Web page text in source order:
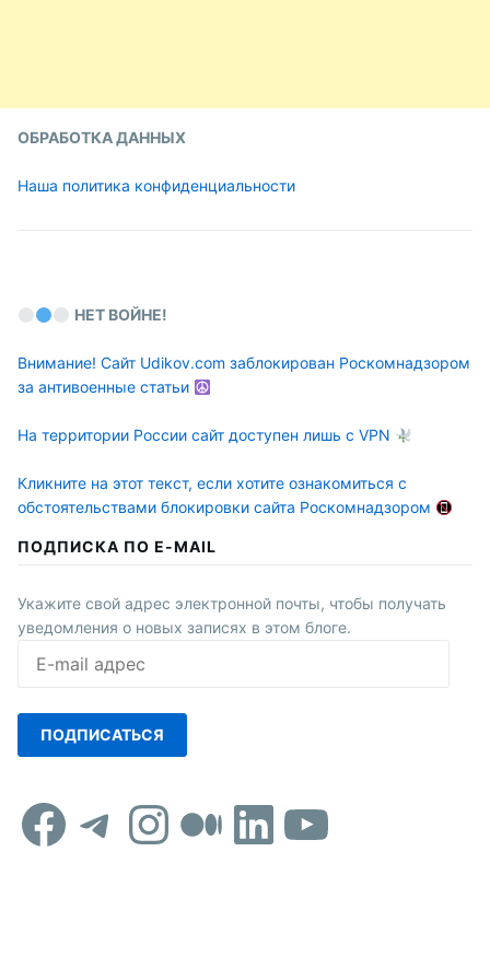
ОБРАБОТКА ДАННЫХ
Наша политика конфиденциальности
НЕТ ВОЙНЕ!
Внимание! Сайт Udikov.com заблокирован Роскомнадзором
за антивоенные статьи
На территории России сайт доступен лишь с VPN
Кликните на этот текст, если хотите ознакомиться с
обстоятельствами блокировки сайта Роскомнадзором
ПОДПИСКА ПО E-MAIL
Укажите свой адрес электронной почты, чтобы получать
уведомления о новых записях в этом блоге.
mail
ПОДПИСАТЬСЯ
Facebook
Telegram
Instagram
Средний
LinkedIn